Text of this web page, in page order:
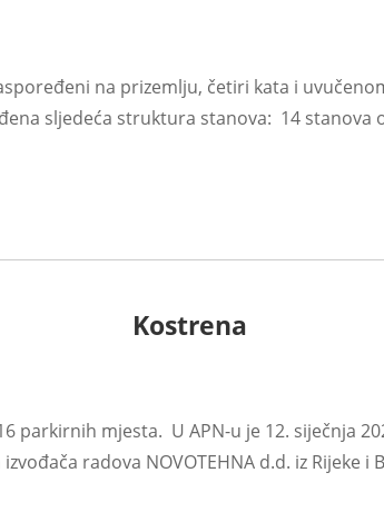
na prizemlju, četiri kata i
sljedeća struktura stanova: 14 stanova
Kostrena
parkirnih mjesta. U APN-u je 12. siječnja
radova NOVOTEHNA d.d. iz Rijeke i